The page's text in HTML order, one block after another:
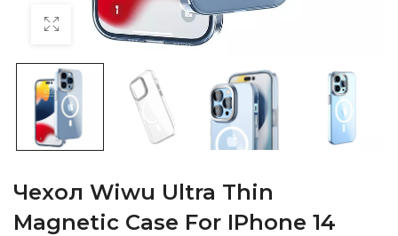
Чехол Wiwu Ultra Thin
Magnetic Case For IPhone 14